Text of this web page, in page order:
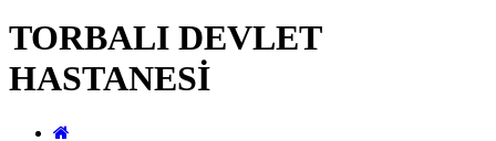
TORBALI DEVLET
HASTANESİ